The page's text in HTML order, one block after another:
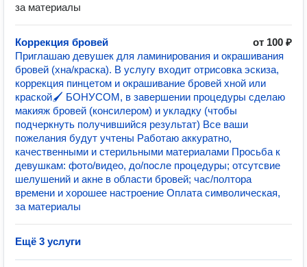
за материалы
Коррекция бровей
от 100 ₽
Приглашаю девушек для ламинирования и окрашивания
бровей (хна/краска). В услугу входит отрисовка эскиза,
коррекция пинцетом и окрашивание бровей хной или
краской🖌 БОНУСОМ, в завершении процедуры сделаю
макияж бровей (консилером) и укладку (чтобы
подчеркнуть получившийся результат) Все ваши
пожелания будут учтены ️Работаю аккуратно,
качественными и стерильными материалами Просьба к
девушкам: фото/видео, до/после процедуры; отсутсвие
шелушений и акне в области бровей; час/полтора
времени и хорошее настроение Оплата символическая,
за материалы
Ещё 3 услуги